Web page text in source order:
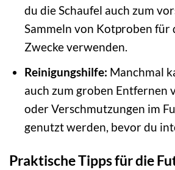
du die Schaufel auch zum
Sammeln von Kotproben für
Zwecke verwenden.
Reinigungshilfe: Manchmal
auch zum groben Entfernen
oder Verschmutzungen im
genutzt werden, bevor du
Praktische Tipps für die